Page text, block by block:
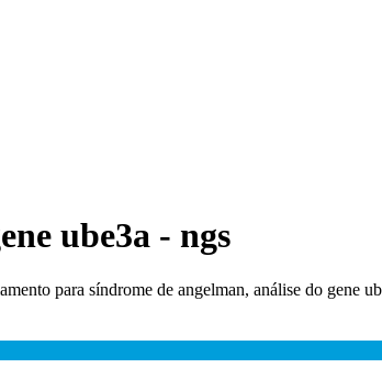
ube3a - ngs
para síndrome de angelman, análise do gene